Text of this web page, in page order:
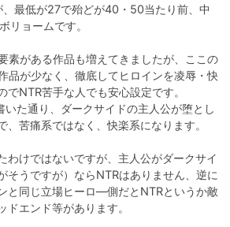
最低が27で殆どが40・50当たり前、中
リョームです。
素がある作品も増えてきましたが、ここの
品が少なく、徹底してヒロインを凌辱・快
でNTR苦手な人でも安心設定です。
いた通り、ダークサイドの主人公が堕とし
、苦痛系ではなく、快楽系になります。
わけではないですが、主人公がダークサイ
そうですが）ならNTRはありません、逆に
と同じ立場ヒーロ―側だとNTRというか敵
ドエンド等があります。